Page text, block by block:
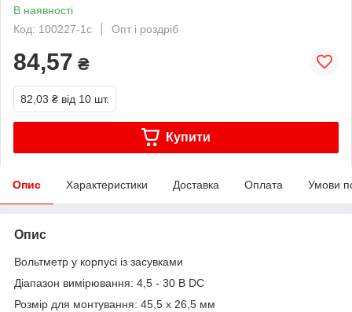
В наявності
Код: 100227-1с
Опт і роздріб
84,57 ₴
82,03 ₴ від 10 шт.
Купити
Опис Характеристики Доставка Оплата Умови
Опис
Вольтметр у корпусі із засувками
Діапазон вимірювання: 4,5 - 30 В DC
Розмір для монтування: 45,5 х 26,5 мм